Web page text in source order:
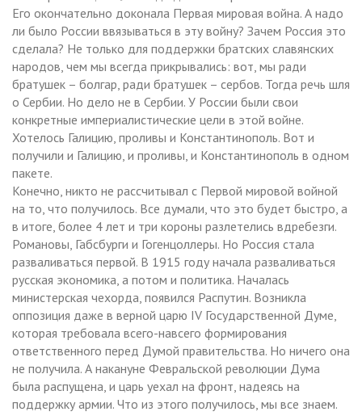
Его окончательно доконала Первая мировая война. А надо
ли было России ввязываться в эту войну? Зачем Россия это
сделала? Не только для поддержки братских славянских
народов, чем мы всегда прикрывались: вот, мы ради
братушек – болгар, ради братушек – сербов. Тогда речь шля
о Сербии. Но дело не в Сербии. У России были свои
конкретные империалистические цели в этой войне.
Хотелось Галицию, проливы и Константинополь. Вот и
получили и Галицию, и проливы, и Константинополь в одном
пакете.
Конечно, никто не рассчитывал с Первой мировой войной
на то, что получилось. Все думали, что это будет быстро, а
в итоге, более 4 лет и три короны разлетелись вдребезги.
Романовы, Габсбурги и Гогенцоллеры. Но Россия стала
разваливаться первой. В 1915 году начала разваливаться
русская экономика, а потом и политика. Началась
министерская чехорда, появился Распутин. Возникла
оппозиция даже в верной царю IV Государственной Думе,
которая требовала всего-навсего формирования
ответственного перед Думой правительства. Но ничего она
не получила. А накануне Февральской революции Дума
была распущена, и царь уехал на фронт, надеясь на
поддержку армии. Что из этого получилось, мы все знаем.